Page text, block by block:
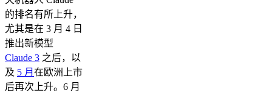
的排名有所上升，
尤其是在 3 月 4 日
推出新模型
Claude 3 之后，以
及 5 月 在欧洲上市
后再次上升。6 月